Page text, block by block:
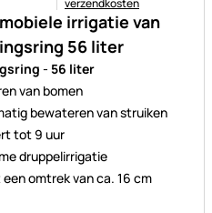
irrigatie van
56 liter
- 56 liter
van bomen
bewateren van struiken
tot 9 uur
druppelirrigatie
omtrek van ca. 16 cm
verzendkosten